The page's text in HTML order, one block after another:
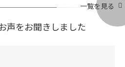
声をお聞きしました
一覧を見る